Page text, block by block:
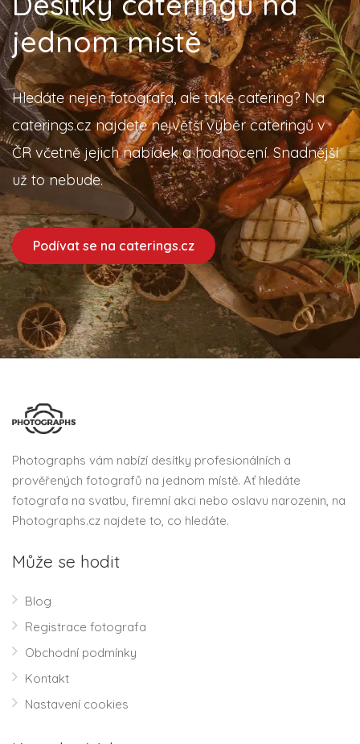
Desítky cateringů na
jednom místě
Hledáte nejen fotografa, ale také catering? Na
caterings.cz najdete největší výběr cateringů v
ČR včetně jejich nabídek a hodnocení. Snadnější
už to nebude.
Podívat se na caterings.cz
Photographs vám nabízí desítky profesionálních a
prověřených fotografů na jednom místě. Ať hledáte
Photographs.cz najdete to, co hledáte.
Může se hodit
Blog
Registrace fotografa
Obchodní podmínky